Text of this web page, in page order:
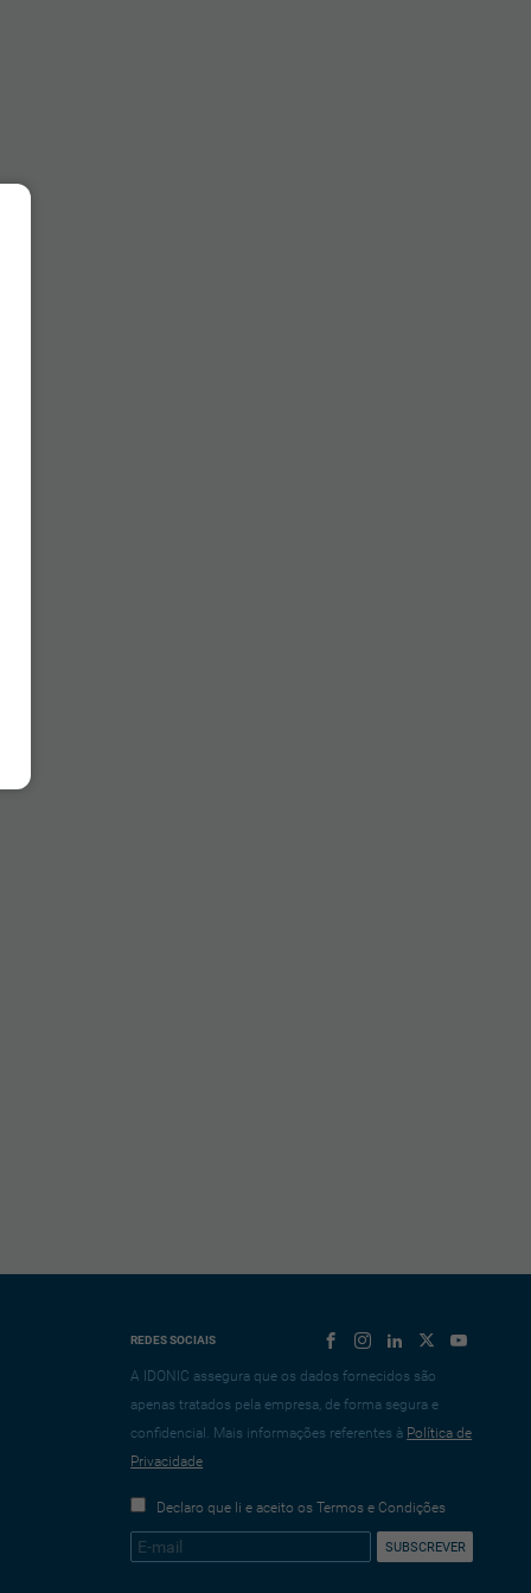
REDES SOCIAIS
A IDONIC assegura que os dados fornecidos são
apenas tratados pela empresa, de forma segura e
confidencial. Mais informações referentes à Política de
Privacidade
Declaro que li e aceito os Termos e Condições